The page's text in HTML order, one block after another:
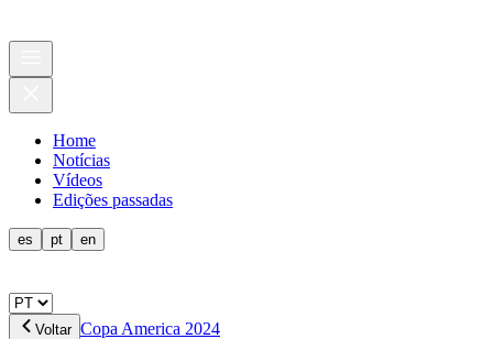
Home
Notícias
Vídeos
Edições passadas
es pt en
Voltar Copa America 2024